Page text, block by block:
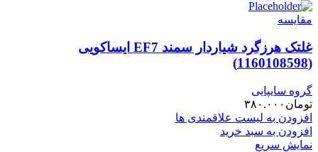
مقایسه
غلتک هرزگرد شیاردار سمند EF7 ایساکویی
(1160108598)
گروه سایپایی
تومان ۳۸۰.۰۰۰
افزودن به لیست علاقمندی ها
افزودن به سبد خرید
نمایش سریع